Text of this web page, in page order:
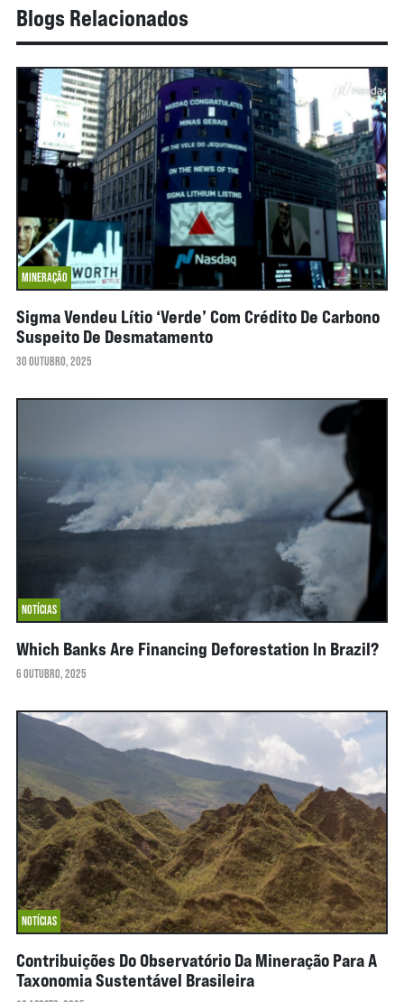
Blogs Relacionados
MINERAÇÃO
Sigma Vendeu Lítio ‘verde’ Com Crédito De Carbono
Suspeito De Desmatamento
30 OUTUBRO, 2025
NOTÍCIAS
Which Banks Are Financing Deforestation In Brazil?
6 OUTUBRO, 2025
NOTÍCIAS
Contribuições Do Observatório Da Mineração Para A
Taxonomia Sustentável Brasileira